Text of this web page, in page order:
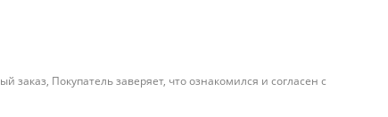
Покупатель заверяет, что ознакомился и согласен с